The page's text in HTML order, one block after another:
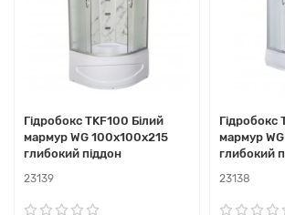
Гідробокс TKF100 Білий
мармур WG 100x100x215
глибокий піддон
23139
Гідробокс
мармур
глибокий
23138